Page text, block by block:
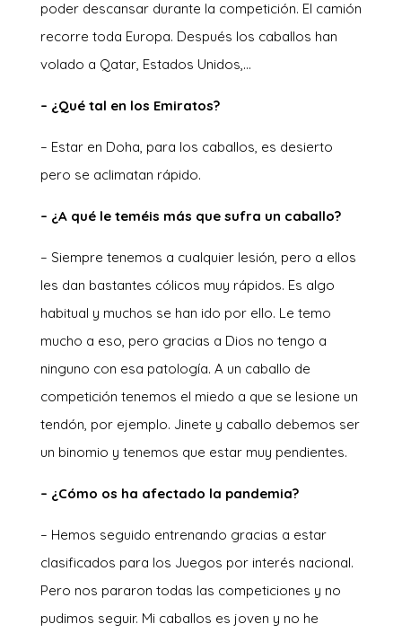
poder descansar durante la competición. El camión
recorre toda Europa. Después los caballos han
volado a Qatar, Estados Unidos,…
– ¿Qué tal en los Emiratos?
– Estar en Doha, para los caballos, es desierto
pero se aclimatan rápido.
– ¿A qué le teméis más que sufra un caballo?
– Siempre tenemos a cualquier lesión, pero a ellos
les dan bastantes cólicos muy rápidos. Es algo
habitual y muchos se han ido por ello. Le temo
mucho a eso, pero gracias a Dios no tengo a
ninguno con esa patología. A un caballo de
competición tenemos el miedo a que se lesione un
tendón, por ejemplo. Jinete y caballo debemos ser
un binomio y tenemos que estar muy pendientes.
– ¿Cómo os ha afectado la pandemia?
– Hemos seguido entrenando gracias a estar
clasificados para los Juegos por interés nacional.
Pero nos pararon todas las competiciones y no
pudimos seguir. Mi caballos es joven y no he